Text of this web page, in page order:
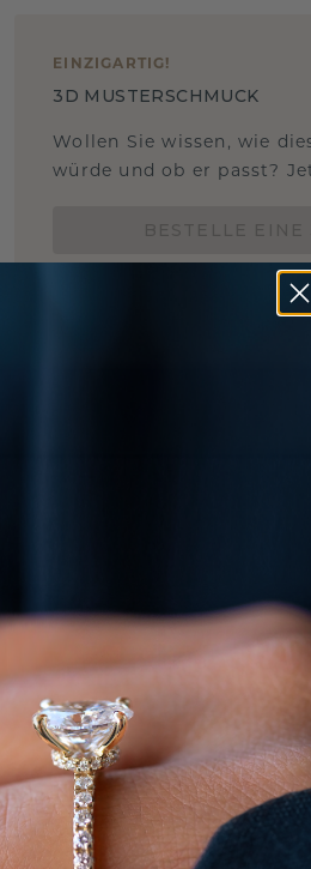
EINZIGARTIG !
3D MUSTERSCHMUCK
Wollen Sie wissen, wie
würde und ob er passt?